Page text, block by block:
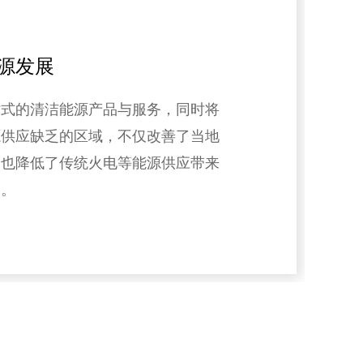
发展
的清洁能源产品与服务，同时将
应缺乏的区域，不仅改善了当地
降低了传统火电等能源供应带来